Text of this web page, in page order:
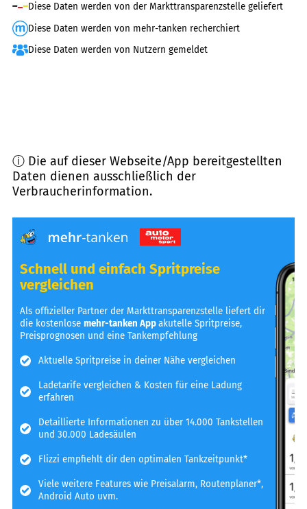
Diese Daten werden von der Markttransparenzstelle geliefert
Diese Daten werden von mehr-tanken recherchiert
Diese Daten werden von Nutzern gemeldet
ⓘ Die auf dieser Webseite/App bereitgestellten
Daten dienen ausschließlich der
Verbraucherinformation.
Schnell und einfach Spritpreise
vergleichen
Als offizieller Partner der Markttransparenzstelle liefert dir
die kostenlosemehr-tanken Appakutelle Spritpreise,
Preisprognosen und eine Tankempfehlung
Aktuelle Spritpreise in deiner Nähe vergleichen
Ladetarife vergleichen & Kosten für eine Ladung
erfahren
Detaillierte Informationen zu über 14.000 Tankstellen
und 30.000 Ladesäulen
Flizzi empfiehlt dir den optimalen Tankzeitpunkt*
Viele weitere Features wie Preisalarm, Routenplaner*,
Android Auto uvm.